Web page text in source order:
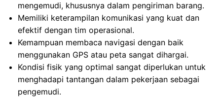
mengemudi, khususnya dalam pengiriman barang.
Memiliki keterampilan komunikasi yang kuat dan
efektif dengan tim operasional.
Kemampuan membaca navigasi dengan baik
menggunakan GPS atau peta sangat dihargai.
Kondisi fisik yang optimal sangat diperlukan untuk
menghadapi tantangan dalam pekerjaan sebagai
pengemudi.